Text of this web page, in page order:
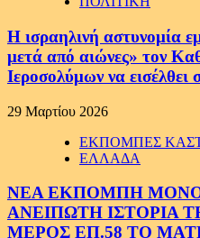
Η ισραηλινή αστυνομία
μετά από αιώνες» τον
Ιεροσολύμων να
29 Μαρτίου 2026
ΕΚΠΟΜΠΕΣ
ΕΛΛΑΔΑ
ΝΕΑ ΕΚΠΟΜΠΗ
ΑΝΕΙΠΩΤΗ ΙΣΤΟΡΙΑ
ΜΕΡΟΣ ΕΠ.58 ΤΟ